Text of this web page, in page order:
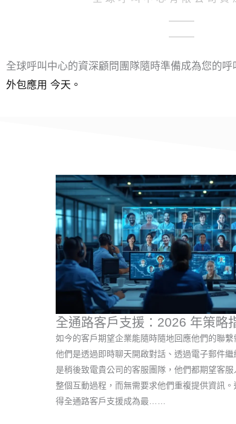
全球呼叫中心的資深顧問團隊隨時準備成為您的
外包應用 今天。
全通路客戶支援：2026 年策略
如今的客戶期望企業能隨時隨地回應他們的聯繫
他們是透過即時聊天開啟對話、透過電子郵件繼
是稍後致電貴公司的客服團隊，他們都期望客服
整個互動過程，而無需要求他們重複提供資訊
得全通路客戶支援成為最……